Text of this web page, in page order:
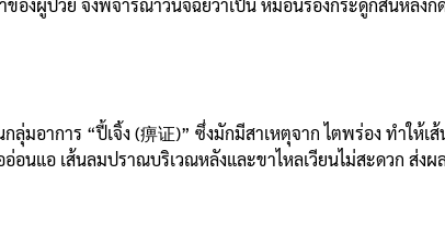
มอาการ “ปี้เจิ้ง (痹证)” ซึ่งมักมีสาเหตุจาก ไตพร่อง ทำให้เ
อนแอ เส้นลมปราณบริเวณหลังและขาไหลเวียนไม่สะดวก ส่งผ